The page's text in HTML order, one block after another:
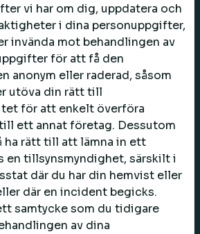
vi har om dig, uppdatera och
i dina personuppgifter,
invända mot behandlingen av
för att få den
anonym eller raderad, såsom
utöva din rätt till
för att enkelt överföra
ett annat företag. Dessutom
ha rätt till att lämna in ett
en tillsynsmyndighet, särskilt i
där du har din hemvist eller
där en incident begicks.
samtycke som du tidigare
av dina